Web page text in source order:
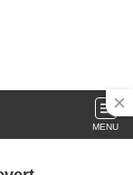
MENU